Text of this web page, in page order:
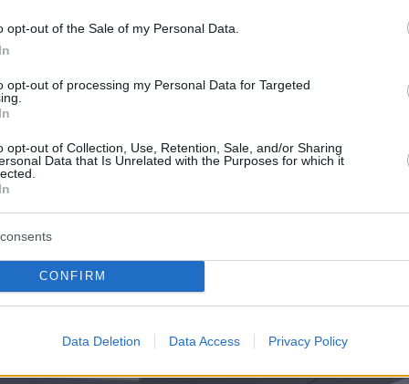
opt-out of the Sale of my Personal Data.
opt-out of processing my Personal Data for Targeted
opt-out of Collection, Use, Retention, Sale, and/or Sharing
Data that Is Unrelated with the Purposes for which it
CONFIRM
Data Deletion Data Access Privacy Policy
ώρες της 16/05/2024.
την 1η ΥΠΕ οι φωτογραφίες είχαν σκοπό
«τεχνητά δυσμενή εντύπωση» για το
«το οποίο, καθημερινά και -ιδίως- στις
με απόλυτη πληρότητα στις
Υγείας».
που προκάλεσαν την ανακοίνωση